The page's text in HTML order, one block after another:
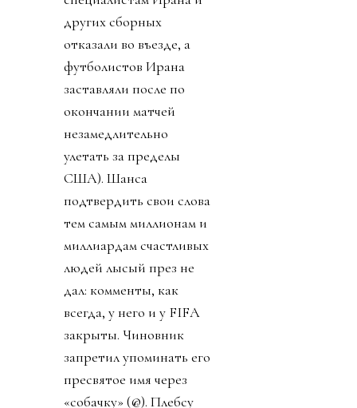
других сборных
отказали во въезде, а
футболистов Ирана
заставляли после по
окончании матчей
незамедлительно
улетать за пределы
США). Шанса
подтвердить свои слова
тем самым миллионам и
миллиардам счастливых
людей лысый през не
дал: комменты, как
всегда, у него и у FIFA
закрыты. Чиновник
запретил упоминать его
пресвятое имя через
«собачку» (@). Плебсу